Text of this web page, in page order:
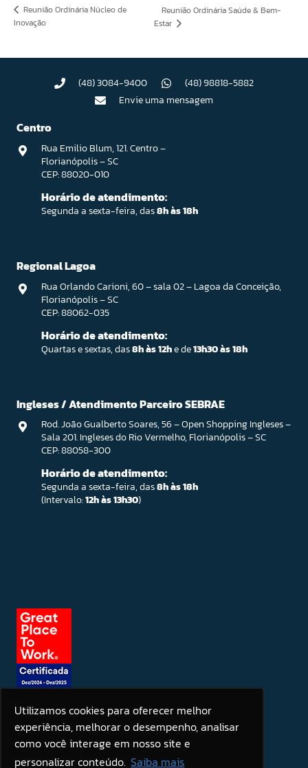
Utilizamos cookies para oferecer melhor
experiência, melhorar o desempenho, analisar
como você interage em nosso site e
personalizar conteúdo. Saiba mais
Reunião Ordinária Núcleo de
Inovação
Reunião Ordinária Saúde & Bem-
Estar
(48) 3084-9400
(48) 98818-5882
Envie uma mensagem
Centro
Rua Emilio Blum, 121. Centro –
Florianópolis – SC
CEP: 88020-010
Horário de atendimento:
Segunda a sexta-feira, das8h às 18h
Regional Lagoa
Rua Orlando Carioni, 60 – sala 02 – Lagoa da Conceição,
Florianópolis – SC
CEP: 88062-035
Horário de atendimento:
Quartas e sextas, das8h às 12he de13h30 às 18h
Ingleses / Atendimento Parceiro SEBRAE
Rod. João Gualberto Soares, 56 – Open Shopping Ingleses –
Sala 201. Ingleses do Rio Vermelho, Florianópolis – SC
CEP: 88058-300
Horário de atendimento:
Segunda a sexta-feira, das8h às 18h
(Intervalo:12h às 13h30)
Seja um patrocinador